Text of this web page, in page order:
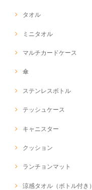
タオル
ミニタオル
マルチカードケース
傘
ステンレスボトル
テッシュケース
キャニスター
クッション
ランチョンマット
涼感タオル（ボトル付き）